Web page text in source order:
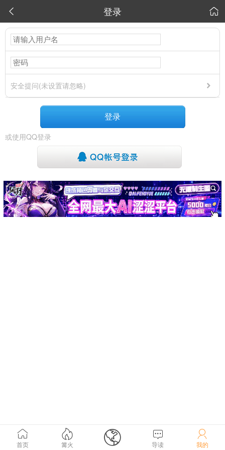
 登录 
安全提问(未设置请忽略)
登录
或使用QQ登录

首页

篝火  
导读

我的